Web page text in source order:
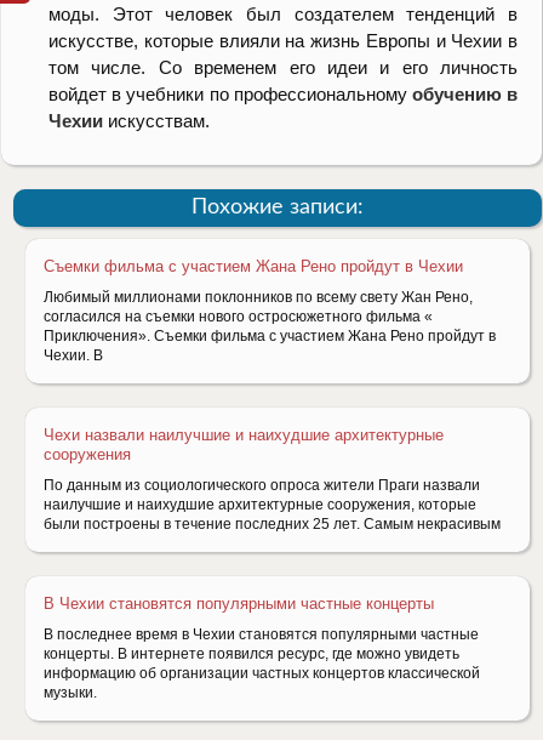
моды. Этот человек был создателем тенденций в
искусстве, которые влияли на жизнь Европы и Чехии в
том числе. Со временем его идеи и его личность
войдет в учебники по профессиональному обучению в
Чехии искусствам.
Похожие записи:
Съемки фильма с участием Жана Рено пройдут в Чехии
Любимый миллионами поклонников по всему свету Жан Рено,
согласился на съемки нового остросюжетного фильма «
Приключения». Съемки фильма с участием Жана Рено пройдут в
Чехии. В
Чехи назвали наилучшие и наихудшие архитектурные
сооружения
По данным из социологического опроса жители Праги назвали
наилучшие и наихудшие архитектурные сооружения, которые
были построены в течение последних 25 лет. Самым некрасивым
В Чехии становятся популярными частные концерты
В последнее время в Чехии становятся популярными частные
концерты. В интернете появился ресурс, где можно увидеть
информацию об организации частных концертов классической
музыки.